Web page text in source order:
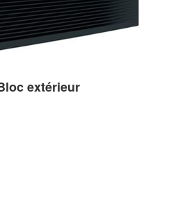
extérieur